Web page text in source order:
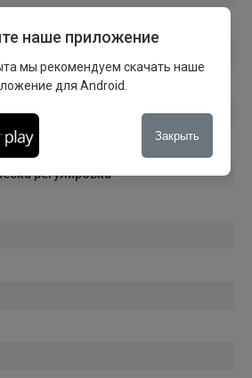
багажника
на мъртвата точка
регулировка
наше приложение
мы рекомендуем скачать наше
для Android.
Закрыть